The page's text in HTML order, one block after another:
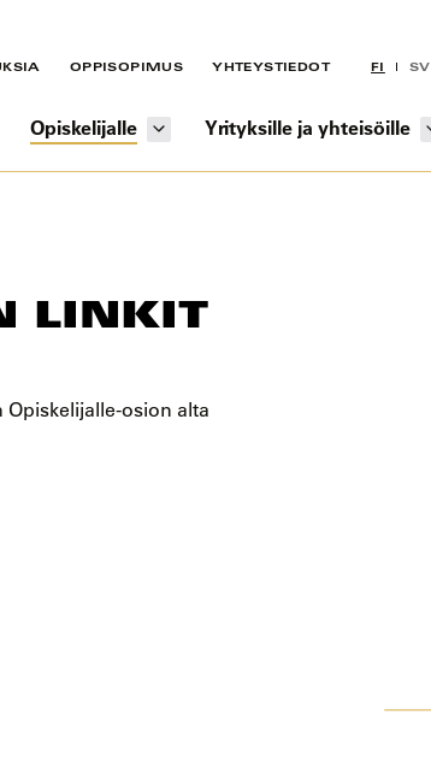
OPPISOPIMUS YHTEYSTIEDOT FI SV
Opiskelijalle Yrityksille ja yhteisöille
LINKIT
osion alta